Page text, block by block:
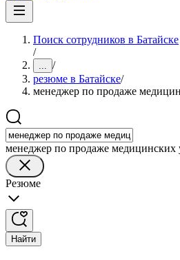
Поиск сотрудников в Батайске
/
... /
резюме в Батайске/
менеджер по продаже
менеджер по продаже медицинских
Резюме
Найти